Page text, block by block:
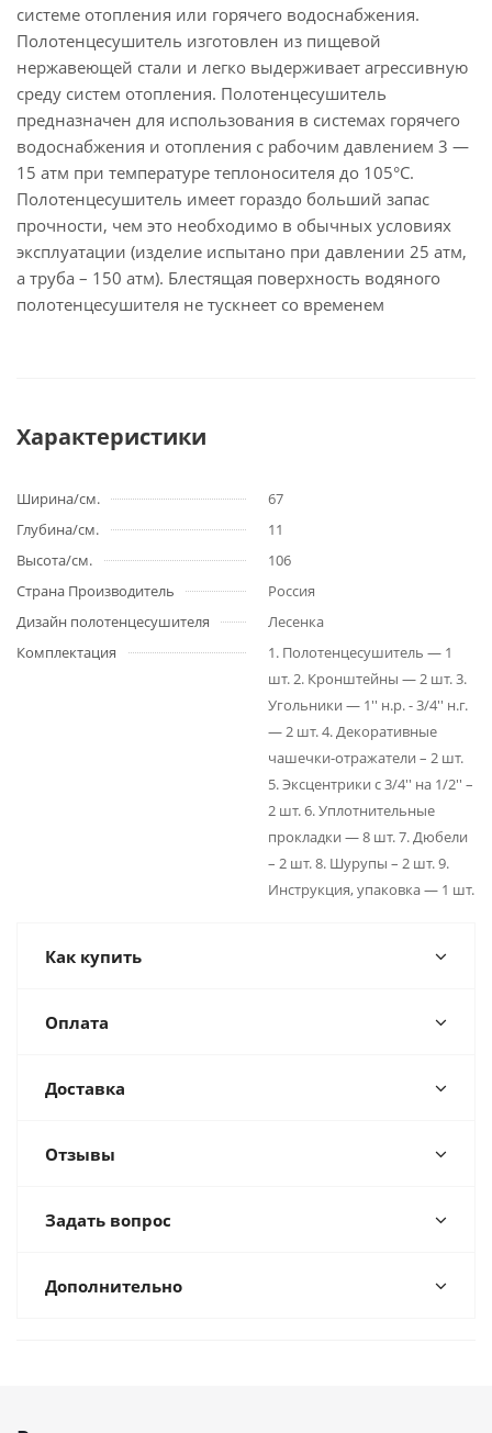
системе отопления или горячего водоснабжения.
Полотенцесушитель изготовлен из пищевой
нержавеющей стали и легко выдерживает агрессивную
среду систем отопления. Полотенцесушитель
предназначен для использования в системах горячего
водоснабжения и отопления с рабочим давлением 3 —
15 атм при температуре теплоносителя до 105°С.
Полотенцесушитель имеет гораздо больший запас
прочности, чем это необходимо в обычных условиях
эксплуатации (изделие испытано при давлении 25 атм,
а труба – 150 атм). Блестящая поверхность водяного
полотенцесушителя не тускнеет со временем
Характеристики
Ширина/см.
67
Глубина/см.
11
Высота/см.
106
Страна Производитель
Россия
Дизайн полотенцесушителя
Лесенка
Комплектация
1. Полотенцесушитель — 1
шт. 2. Кронштейны — 2 шт. 3.
Угольники — 1'' н.р. - 3/4'' н.г.
— 2 шт. 4. Декоративные
чашечки-отражатели – 2 шт.
5. Эксцентрики с 3/4'' на 1/2'' –
2 шт. 6. Уплотнительные
прокладки — 8 шт. 7. Дюбели
– 2 шт. 8. Шурупы – 2 шт. 9.
Инструкция, упаковка — 1 шт.
Как купить
Оплата
Доставка
Отзывы
Задать вопрос
Дополнительно